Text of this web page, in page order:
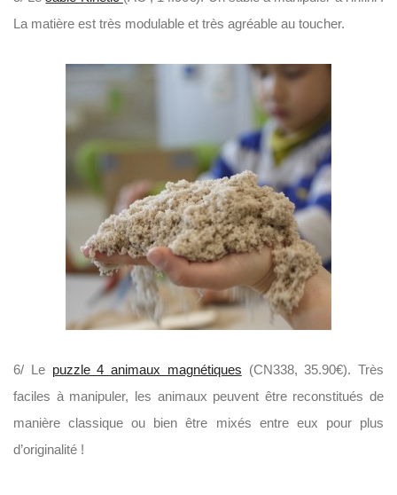
La matière est très modulable et très agréable au toucher.
6/ Le puzzle 4 animaux magnétiques (CN338, 35.90€). Très
faciles à manipuler, les animaux peuvent être reconstitués de
manière classique ou bien être mixés entre eux pour plus
d’originalité !